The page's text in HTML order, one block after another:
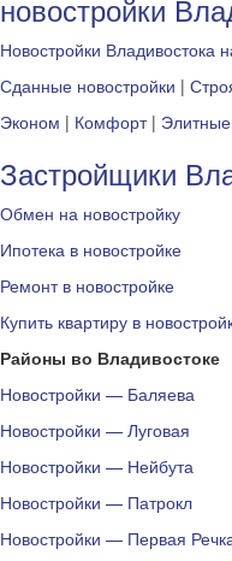
новостройки
Новостройки Владивостока
Сданные новостройки |
Эконом | Комфорт| Элитные
Застройщики
Обмен на новостройку
Ипотека в новостройке
Ремонт в новостройке
Купить квартиру в
Районы во Владивостоке
Новостройки — Баляева
Новостройки — Луговая
Новостройки — Нейбута
Новостройки — Патрокл
Новостройки — Первая